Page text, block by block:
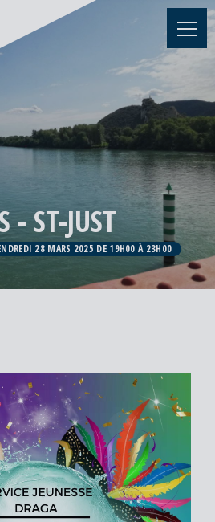
- ST-JUST
28 MARS 2025 DE 19H00 À 23H00